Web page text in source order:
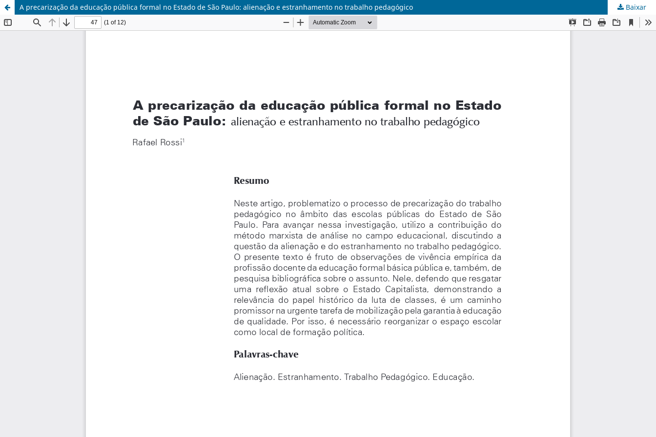
A precarização da educação pública formal no Estado de São Paulo: alienação e estranhamento no trabalho pedagógico Baixar